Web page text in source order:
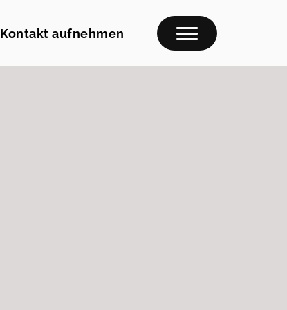
Kontakt aufnehmen